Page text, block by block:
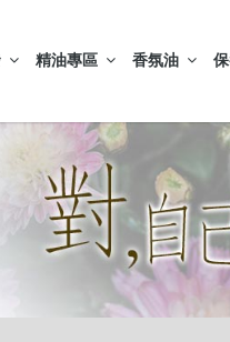
精油專區 香氛油